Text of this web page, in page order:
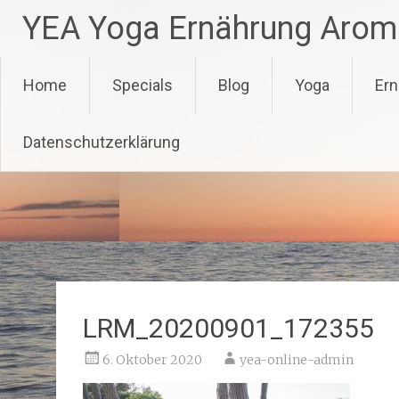
Inhalt
springen
YEA Yoga Ernährung
Home Specials Blog Yoga
Datenschutzerklärung
LRM_20200901_172355
6. Oktober 2020 yea-online-admin